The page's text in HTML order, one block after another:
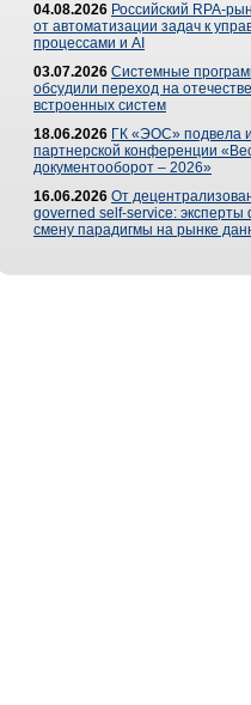
04.08.2026 Российский RPA-
от автоматизации задач к
процессами и AI
03.07.2026 Системные
обсудили переход на
встроенных систем
18.06.2026 ГК «ЭОС» подвела
партнерской конференции
документооборот – 2026»
16.06.2026 От
governed self-service: эксперты
смену парадигмы на рынке